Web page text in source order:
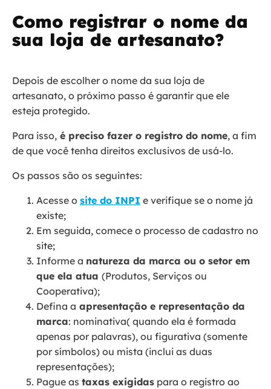
Como registrar o nome da
sua loja de artesanato?
Depois de escolher o nome da sua loja de
artesanato, o próximo passo é garantir que ele
esteja protegido.
Para isso, é preciso fazer o registro do nome, a fim
de que você tenha direitos exclusivos de usá-lo.
Os passos são os seguintes:
Acesse o site do INPI e verifique se o nome já
existe;
Em seguida, comece o processo de cadastro no
site;
Informe a natureza da marca ou o setor em
que ela atua (Produtos, Serviços ou
Cooperativa);
Defina a apresentação e representação da
marca: nominativa( quando ela é formada
apenas por palavras), ou figurativa (somente
por símbolos) ou mista (inclui as duas
representações);
Pague as taxas exigidas para o registro ao